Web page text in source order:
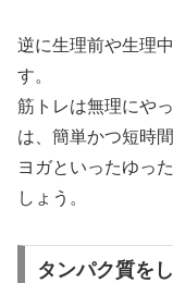
逆に生理前や生理
す。
筋トレは無理にや
は、簡単かつ短時
ヨガといったゆっ
しょう。
タンパク質を